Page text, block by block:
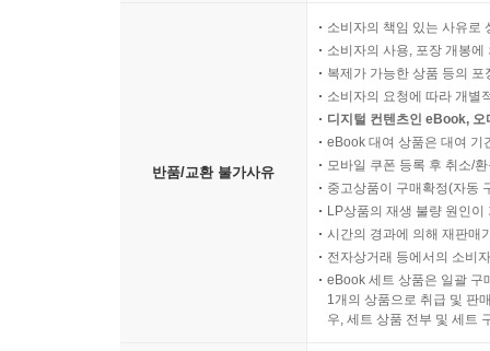
반품/교환 불가사유
소비자의 책임 있는 사유로
소비자의 사용, 포장 개봉
복제가 가능한 상품 등의
소비자의 요청에 따라 개별
디지털 컨텐츠인 eBook,
eBook 대여 상품은 대여 기
모바일 쿠폰 등록 후 취소/
중고상품이 구매확정(자동
LP상품의 재생 불량 원인
시간의 경과에 의해 재판매
전자상거래 등에서의 소비
eBook 세트 상품은 일괄 구
1개의 상품으로 취급 및 판
우, 세트 상품 전부 및 세트